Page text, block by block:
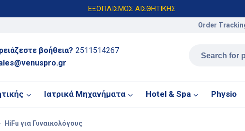
ΕΞΟΠΛΙΣΜΟΣ ΑΙΣΘΗΤΙΚΗΣ
Order
βοήθεια? 2511514267
Ιατρικά Μηχανήματα Hotel & Spa Physio
HiFu για Γυναικολόγους